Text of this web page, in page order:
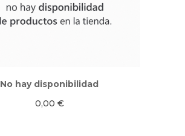
No hay disponibilidad
0,00 €